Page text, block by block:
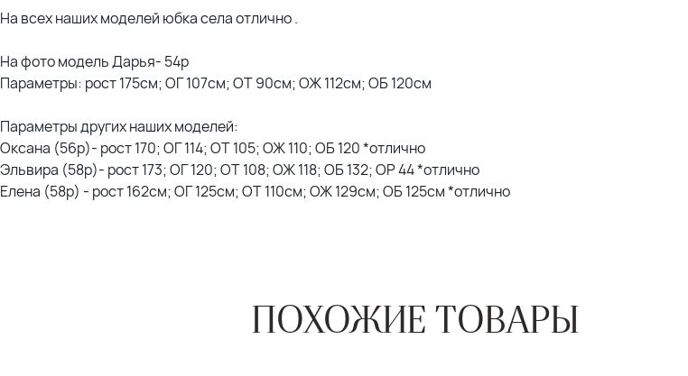
На всех наших моделей юбка села отлично .
На фото модель Дарья- 54р
Параметры: рост 175см; ОГ 107см; ОТ 90см; ОЖ 112см; ОБ 120см
Параметры других наших моделей:
Оксана (56р)- рост 170; ОГ 114; ОТ 105; ОЖ 110; ОБ 120 *отлично
Эльвира (58р)- рост 173; ОГ 120; ОТ 108; ОЖ 118; ОБ 132; ОР 44 *отлично
Елена (58р) - рост 162см; ОГ 125см; ОТ 110см; ОЖ 129см; ОБ 125см *отлично
ПОХОЖИЕ ТОВАРЫ